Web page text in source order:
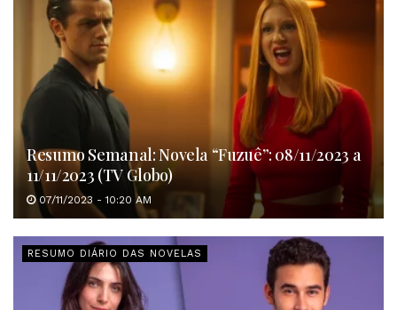
Resumo Semanal: Novela “Fuzuê”: 08/11/2023 a
11/11/2023 (TV Globo)
07/11/2023 - 10:20 AM
RESUMO DIÁRIO DAS NOVELAS